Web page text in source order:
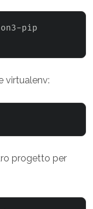
pip
virtualenv:
progetto per